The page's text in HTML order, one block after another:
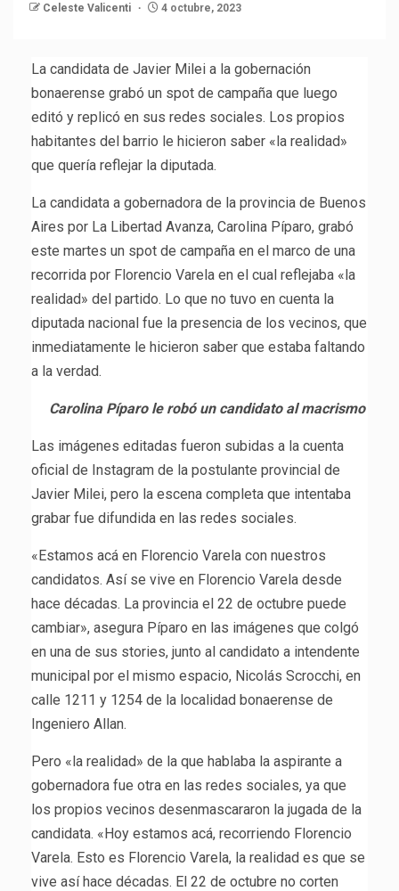
Celeste Valicenti 4 octubre, 2023
La candidata de Javier Milei a la gobernación
bonaerense grabó un spot de campaña que luego
editó y replicó en sus redes sociales. Los propios
habitantes del barrio le hicieron saber «la realidad»
que quería reflejar la diputada.
La candidata a gobernadora de la provincia de Buenos
Aires por La Libertad Avanza, Carolina Píparo, grabó
este martes un spot de campaña en el marco de una
recorrida por Florencio Varela en el cual reflejaba «la
realidad» del partido. Lo que no tuvo en cuenta la
diputada nacional fue la presencia de los vecinos, que
inmediatamente le hicieron saber que estaba faltando
a la verdad.
Carolina Píparo le robó un candidato al macrismo
Las imágenes editadas fueron subidas a la cuenta
oficial de Instagram de la postulante provincial de
Javier Milei, pero la escena completa que intentaba
grabar fue difundida en las redes sociales.
«Estamos acá en Florencio Varela con nuestros
candidatos. Así se vive en Florencio Varela desde
hace décadas. La provincia el 22 de octubre puede
cambiar», asegura Píparo en las imágenes que colgó
en una de sus stories, junto al candidato a intendente
municipal por el mismo espacio, Nicolás Scrocchi, en
calle 1211 y 1254 de la localidad bonaerense de
Ingeniero Allan.
Pero «la realidad» de la que hablaba la aspirante a
gobernadora fue otra en las redes sociales, ya que
los propios vecinos desenmascararon la jugada de la
candidata. «Hoy estamos acá, recorriendo Florencio
Varela. Esto es Florencio Varela, la realidad es que se
vive así hace décadas. El 22 de octubre no corten